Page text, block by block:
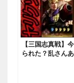
【三国志真戦】
られた？乱さん